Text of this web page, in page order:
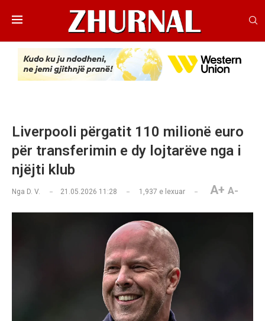
Liverpooli përgatit 110 milionë euro
për transferimin e dy lojtarëve nga i
njëjti klub
Nga D. V. 21.05.2026 11:28 1,937 e lexuar A+ A-